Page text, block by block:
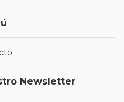
Newsletter